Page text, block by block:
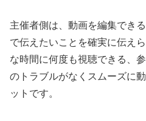
主催者側は、動画を編集でき
で伝えたいことを確実に伝え
な時間に何度も視聴できる、
のトラブルがなくスムーズに
ットです。